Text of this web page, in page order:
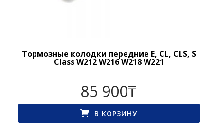
Тормозные колодки передние E, CL, CLS, S
Class W212 W216 W218 W221
85 900₸
В КОРЗИНУ